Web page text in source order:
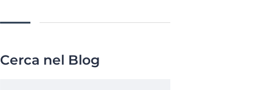
Cerca nel Blog